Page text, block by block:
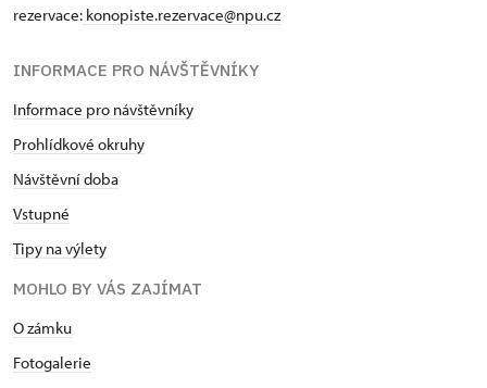
rezervace: konopiste.rezervace@npu.cz
INFORMACE PRO NÁVŠTĚVNÍKY
Informace pro návštěvníky
Prohlídkové okruhy
Návštěvní doba
Vstupné
Tipy na výlety
MOHLO BY VÁS ZAJÍMAT
O zámku
Fotogalerie